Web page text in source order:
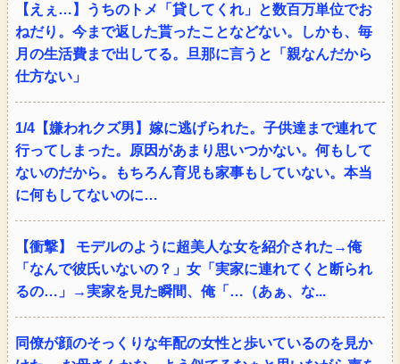
【えぇ…】うちのトメ「貸してくれ」と数百万単位でお
ねだり。今まで返した貰ったことなどない。しかも、毎
月の生活費まで出してる。旦那に言うと「親なんだから
仕方ない」
1/4【嫌われクズ男】嫁に逃げられた。子供達まで連れて
行ってしまった。原因があまり思いつかない。何もして
ないのだから。もちろん育児も家事もしていない。本当
に何もしてないのに…
【衝撃】 モデルのように超美人な女を紹介された→俺
「なんで彼氏いないの？」女「実家に連れてくと断られ
るの…」→実家を見た瞬間、俺「…（あぁ、な...
同僚が顔のそっくりな年配の女性と歩いているのを見か